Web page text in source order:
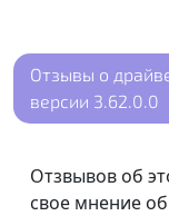
Отзывы о
версии 3.62.0.0
Отзвывов об
свое мнение